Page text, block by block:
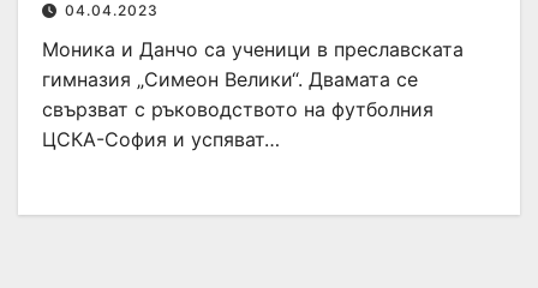
04.04.2023
Моника и Данчо са ученици в преславската
гимназия „Симеон Велики“. Двамата се
свързват с ръководството на футболния
ЦСКА-София и успяват…